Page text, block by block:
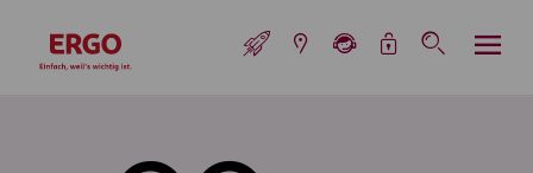
zur Startseite